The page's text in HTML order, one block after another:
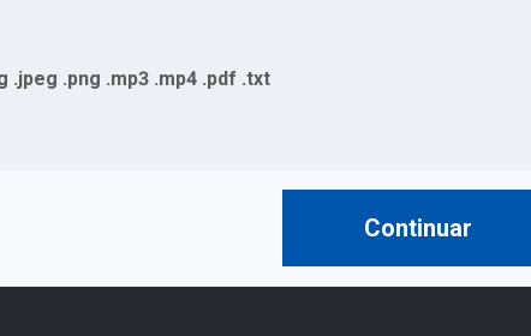
.jpeg .png .mp3 .mp4 .pdf .txt
Continuar